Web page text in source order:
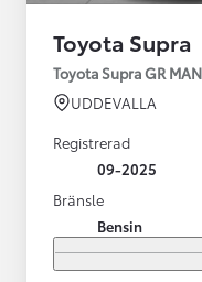
Toyota Supra
Toyota Supra GR
UDDEVALLA
Registrerad
09-2025
Bränsle
Bensin